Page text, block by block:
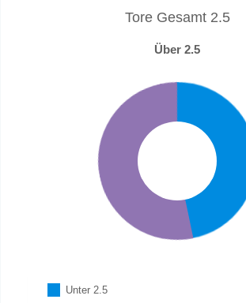
Tore Gesamt 2.5
Über 2.5
Unter 2.5